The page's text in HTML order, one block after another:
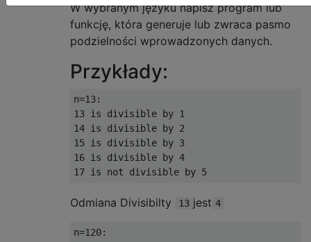
W wybranym języku napisz program lub
funkcję, która generuje lub zwraca pasmo
podzielności wprowadzonych danych.
Przykłady:
n=13:
13 is divisible by 1
14 is divisible by 2
15 is divisible by 3
16 is divisible by 4
Odmiana Divisibilty 13 jest 4
n=120: